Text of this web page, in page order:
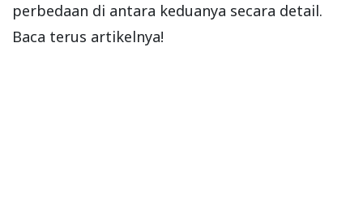
perbedaan di antara keduanya secara detail.
Baca terus artikelnya!